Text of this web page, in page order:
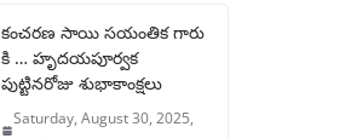
కంచరణ సాయి సయంతిక గారు
కి … హృదయపూర్వక
పుట్టినరోజు శుభాకాంక్షలు
Saturday, August 30, 2025,